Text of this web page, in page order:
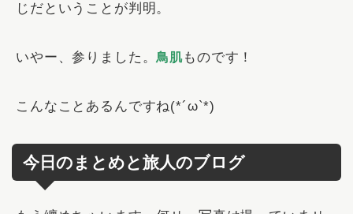
じ だということが判明。
いやー、参りました。鳥肌ものです！
こんなことあるんですね(*´ω`*)
今日のまとめと旅人のブログ